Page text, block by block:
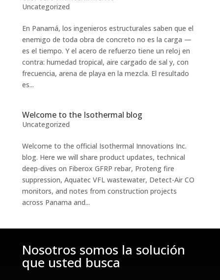
Uncategorized
En Panamá, los ingenieros estructurales saben que el
enemigo de toda obra de concreto no es la carga —
es el tiempo. Y el acero de refuerzo tiene un reloj en
contra: humedad tropical, aire cargado de sal y, con
frecuencia, arena de playa en la mezcla. El resultado
es...
Welcome to the Isothermal blog
Uncategorized
Welcome to the official Isothermal Innovations Inc.
blog. Here we will share product updates, technical
deep-dives on Fiberox GFRP rebar, Proteng fire
suppression, Aquatec VFL wastewater, Detect-Air CO
monitors, and notes from construction projects
across Panama and...
Nosotros somos la solución
que usted busca